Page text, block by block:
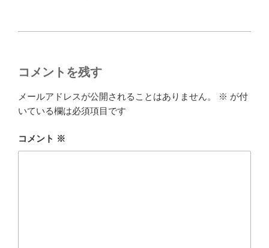
コメントを残す
メールアドレスが公開されることはありません。 ※ が付
いている欄は必須項目です
コメント ※